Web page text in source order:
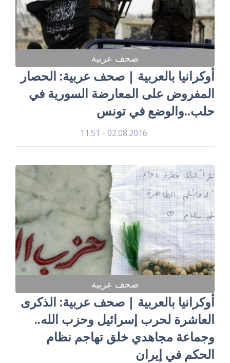
صحف عربية
أوكرانيا بالعربية | صحف عربية: الحصار
المفروض على المعارضة السورية في
حلب..والوضع في تونس
02.08.2016 - 11:51
صحف عربية
أوكرانيا بالعربية | صحف عربية: الذكرى
العاشرة لحرب إسرائيل وحزب الله..
وجماعة مجاهدي خلق تهاجم نظام
الحكم في إيران